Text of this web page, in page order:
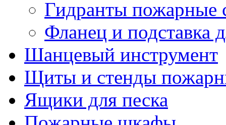
Гидранты пожарные
Фланец и подставка
Шанцевый инструмент
Щиты и стенды
Ящики для песка